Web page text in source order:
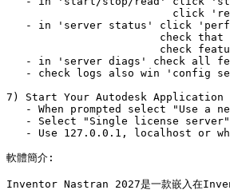
click
- in 'server status' click
check
check
- in 'server diags' check all
- check logs also win 'config
7) Start Your Autodesk Application
- When prompted select "Use a
   - Select "Single license server"
- Use 127.0.0.1, localhost or
軟體簡介:
Inventor Nastran 2027是一款嵌入在